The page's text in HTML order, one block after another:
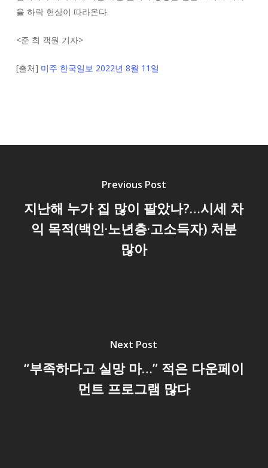
율 하락 현상이 따라온다.
<준 최 객원 기자>
[출처] 미주 한국일보 2022년 8월 11일
Previous Post
지난해 누가 집 많이 팔았나?…시세 차
익 목적(백인·노년층·고소득자) 처분
많아
Next Post
“부족하다고 실망 마…” 적은 다운페이
먼트 프로그램 많다